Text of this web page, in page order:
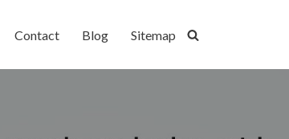
Contact Blog Sitemap